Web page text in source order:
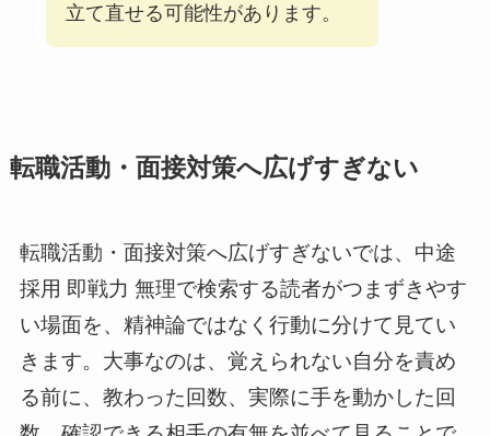
立て直せる可能性があります。
転職活動・面接対策へ広げすぎない
転職活動・面接対策へ広げすぎないでは、中途
採用 即戦力 無理で検索する読者がつまずきやす
い場面を、精神論ではなく行動に分けて見てい
きます。大事なのは、覚えられない自分を責め
る前に、教わった回数、実際に手を動かした回